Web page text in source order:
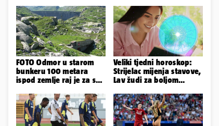
FOTO Odmor u starom
bunkeru 100 metara
ispod zemlje raj je za sva
Veliki tjedni horoskop:
Strijelac mijenja stavove,
Lav žudi za boljom